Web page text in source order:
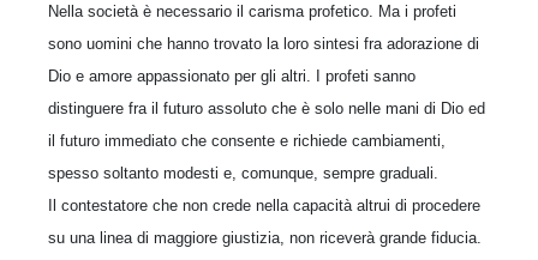
Nella società è necessario il carisma profetico. Ma i profeti
sono uomini che hanno trovato la loro sintesi fra adorazione di
Dio e amore appassionato per gli altri. I profeti sanno
distinguere fra il futuro assoluto che è solo nelle mani di Dio ed
il futuro immediato che consente e richiede cambiamenti,
spesso soltanto modesti e, comunque, sempre graduali.
Il contestatore che non crede nella capacità altrui di procedere
su una linea di maggiore giustizia, non riceverà grande fiducia.